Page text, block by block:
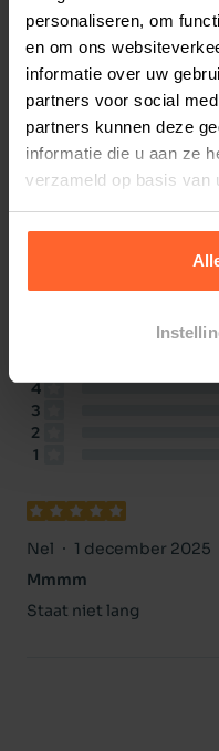
personaliseren, om
en om ons
informatie over uw
partners voor social
partners kunnen deze
informatie die u aan ze
verzameld op basis van
As 3%, Vocht 80%
1
2
3
4
Nel
1 december 2025
Mmmm
Staat niet lang